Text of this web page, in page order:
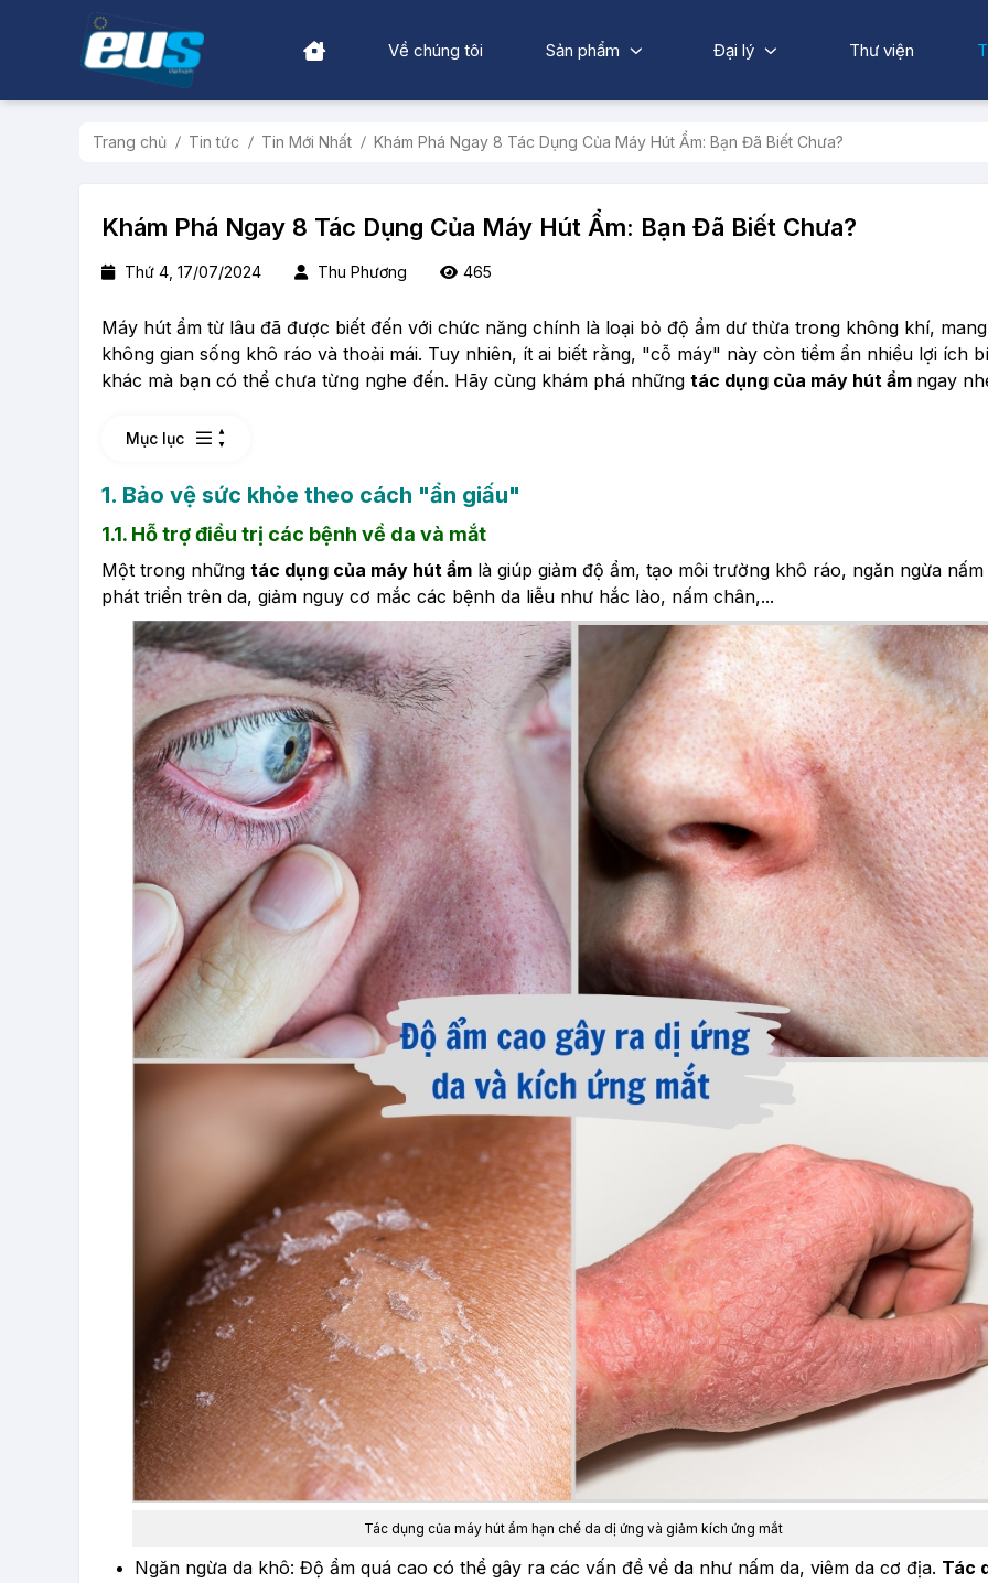
Về chúng tôi Sản phẩm Đại lý Thư viện
Trang chủ Tin tức Tin Mới Nhất Khám Phá Ngay 8 Tác Dụng Của Máy Hút Ẩm: Bạn Đã Biết Chưa?
Khám Phá Ngay 8 Tác Dụng Của Máy Hút Ẩm: Bạn Đã Biết Chưa?
Thứ 4, 17/07/2024 Thu Phương 465
Máy hút ẩm từ lâu đã được biết đến với chức năng chính là loại bỏ độ ẩm dư thừa trong không khí,
không gian sống khô ráo và thoải mái. Tuy nhiên, ít ai biết rằng, "cỗ máy" này còn tiềm ẩn nhiều lợi ích
khác mà bạn có thể chưa từng nghe đến. Hãy cùng khám phá những tác dụng của máy hút ẩm ngay
Mục lục
1. Bảo vệ sức khỏe theo cách "ẩn giấu"
1.1. Hỗ trợ điều trị các bệnh về da và mắt
Một trong những tác dụng của máy hút ẩm là giúp giảm độ ẩm, tạo môi trường khô ráo, ngăn ngừa nấm
phát triển trên da, giảm nguy cơ mắc các bệnh da liễu như hắc lào, nấm chân,...
Tác dụng của máy hút ẩm hạn chế da dị ứng và giảm kích ứng mắt
Ngăn ngừa da khô: Độ ẩm quá cao có thể gây ra các vấn đề về da như nấm da, viêm da cơ địa. Tác